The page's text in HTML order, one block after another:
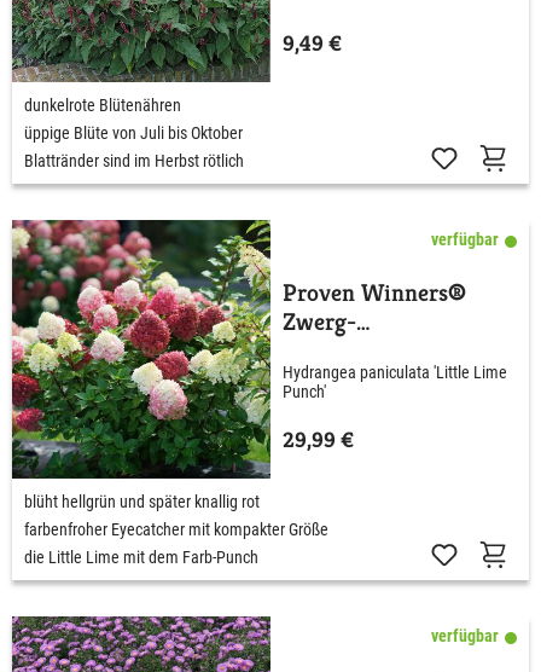
9,49 €
dunkelrote Blütenähren
üppige Blüte von Juli bis Oktober
Blattränder sind im Herbst rötlich
verfügbar
Proven Winners®
Zwerg-
Lime Punch'®
Hydrangea paniculata 'Little Lime
Punch'
29,99 €
blüht hellgrün und später knallig rot
farbenfroher Eyecatcher mit kompakter Größe
die Little Lime mit dem Farb-Punch
verfügbar